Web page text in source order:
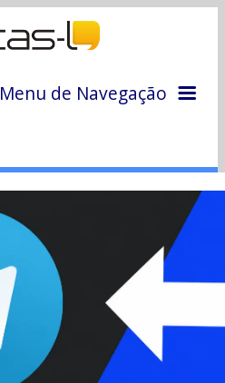
Menu de Navegação
Colunas
Colaboradores